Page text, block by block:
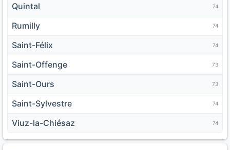
Quintal 74
Rumilly 74
Saint-Félix 74
Saint-Offenge 73
Saint-Ours 73
Saint-Sylvestre 74
Viuz-la-Chiésaz 74